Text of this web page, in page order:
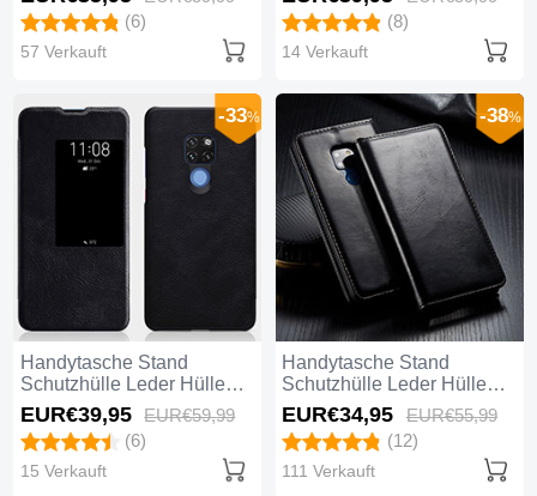
Schwarz
(6)
57 Verkauft
Schwarz
(8)
14 Verkauft
Handytasche Stand
Schutzhülle Leder Hülle
T10 für Huawei Mate 20
Schwarz
-33%
EUR€39,95 EUR€59,99
(6)
15 Verkauft
Handytasche Stand
Schutzhülle Leder Hülle
T01 für Huawei Mate 20
Schwarz
-38%
EUR€34,95 EUR€55,99
(12)
111 Verkauft